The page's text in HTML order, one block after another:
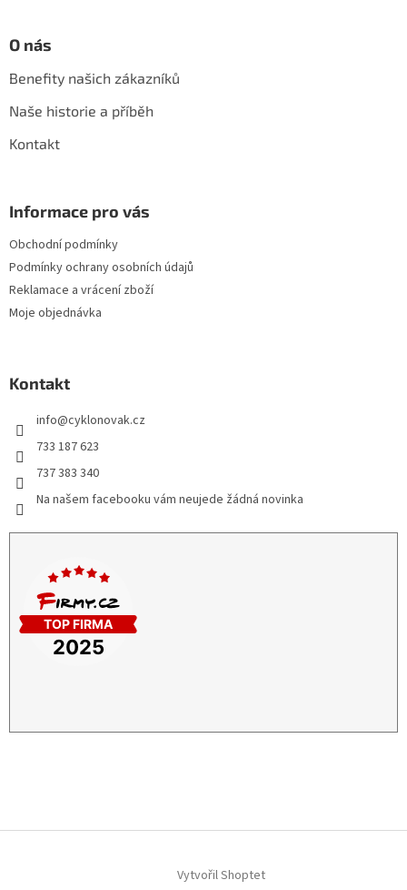
O nás
Benefity našich zákazníků
Naše historie a příběh
Kontakt
Informace pro vás
Obchodní podmínky
Podmínky ochrany osobních údajů
Reklamace a vrácení zboží
Moje objednávka
Kontakt
info@cyklonovak.cz
733 187 623
737 383 340
Na našem facebooku vám neujede žádná novinka
Vytvořil Shoptet